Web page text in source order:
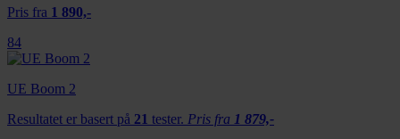
Pris fra 1 890,-
84
UE Boom 2
Resultatet er basert på 21 tester. Pris fra 1 879,-